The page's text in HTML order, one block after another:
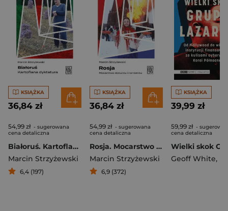
KSIĄŻKA
36,84 zł
54,99 zł - sugerowana
cena detaliczna
Białoruś. Kartoflana dyktatura
Marcin Strzyżewski
6,4 (197)
KSIĄŻKA
36,84 zł
54,99 zł - sugerowana
cena detaliczna
Rosja. Mocarstwo absurdu i nonsensu
Marcin Strzyżewski
6,9 (372)
KSIĄŻKA
39,99 zł
59,99 zł -
cena detaliczna
Geoff White,